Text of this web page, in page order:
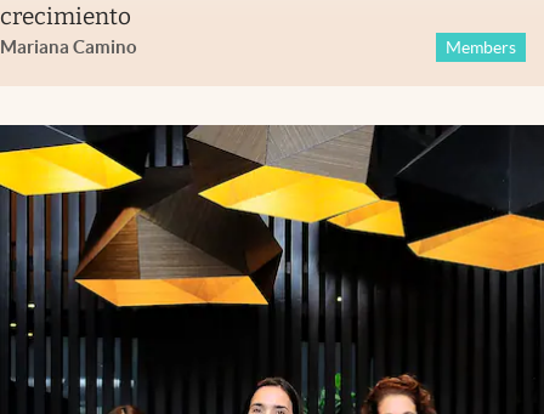
crecimiento
Mariana Camino Members